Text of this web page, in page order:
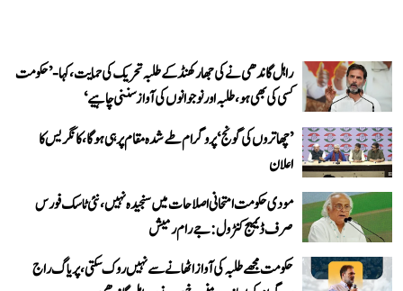
راہل گاندھی نے کی جھارکھنڈ کے طلبہ تحریک کی حمایت، کہا- ’حکومت
کسی کی بھی ہو، طلبہ اور نوجوانوں کی آواز سننی چاہیے‘
’چھاتروں کی گونج‘ پروگرام طے شدہ مقام پر ہی ہوگا، کانگریس کا
اعلان
مودی حکومت امتحانی اصلاحات میں سنجیدہ نہیں، نئی ٹاسک فورس
صرف ڈیمیج کنٹرول: جے رام رمیش
حکومت مجھے طلبہ کی آواز اٹھانے سے نہیں روک سکتی، پریاگ راج